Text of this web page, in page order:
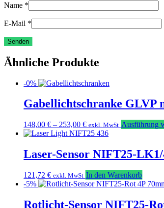
Name *
E-Mail *
Ähnliche Produkte
-0%
Gabellichtschranke
148,00 € – 253,00 € exkl. MwSt Ausführung
Laser-Sensor NIFT25-
121,72 € exkl. MwSt In den Warenkorb
-5%
Rotlicht-Sensor NIFT25-